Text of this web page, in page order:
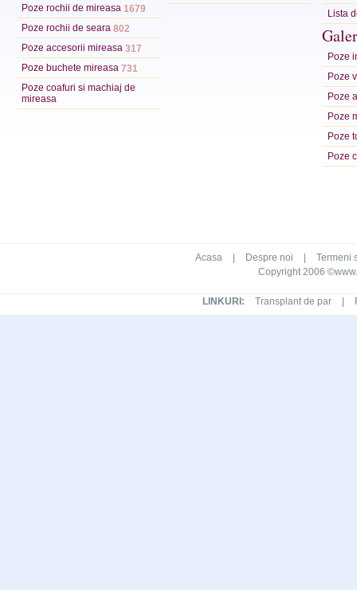
Poze rochii de mireasa 1679
Poze rochii de seara 802
Poze accesorii mireasa 317
Poze buchete mireasa 731
Poze coafuri si machiaj de
mireasa
Lista
Poze
Poze
Poze
Poze
Poze
Poze
Acasa | Despre noi |
Termeni
Copyright 2006
LINKURI: Transplant de par |